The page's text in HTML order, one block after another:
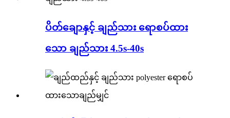
ပိတ်ချောနှင့် ချည်သား ရောစပ်ထား
သော ချည်သား 4.5s-40s